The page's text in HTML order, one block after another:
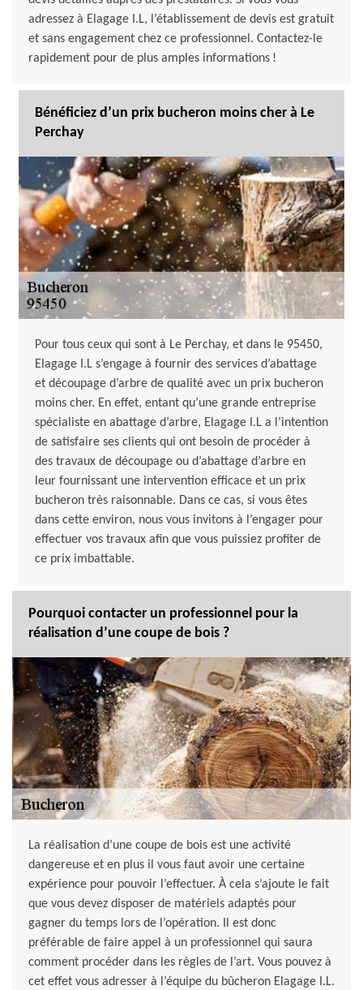
adressez à Elagage I.L, l’établissement de devis est gratuit
et sans engagement chez ce professionnel. Contactez-le
rapidement pour de plus amples informations !
Bénéficiez d’un prix bucheron moins cher à Le
Perchay
Pour tous ceux qui sont à Le Perchay, et dans le 95450,
Elagage I.L s’engage à fournir des services d’abattage
et découpage d’arbre de qualité avec un prix bucheron
moins cher. En effet, entant qu’une grande entreprise
spécialiste en abattage d’arbre, Elagage I.L a l’intention
de satisfaire ses clients qui ont besoin de procéder à
des travaux de découpage ou d’abattage d’arbre en
leur fournissant une intervention efficace et un prix
bucheron très raisonnable. Dans ce cas, si vous êtes
dans cette environ, nous vous invitons à l’engager pour
effectuer vos travaux afin que vous puissiez profiter de
ce prix imbattable.
Pourquoi contacter un professionnel pour la
réalisation d’une coupe de bois ?
La réalisation d’une coupe de bois est une activité
dangereuse et en plus il vous faut avoir une certaine
expérience pour pouvoir l’effectuer. À cela s’ajoute le fait
que vous devez disposer de matériels adaptés pour
gagner du temps lors de l’opération. Il est donc
préférable de faire appel à un professionnel qui saura
comment procéder dans les règles de l’art. Vous pouvez à
cet effet vous adresser à l’équipe du bûcheron Elagage I.L.